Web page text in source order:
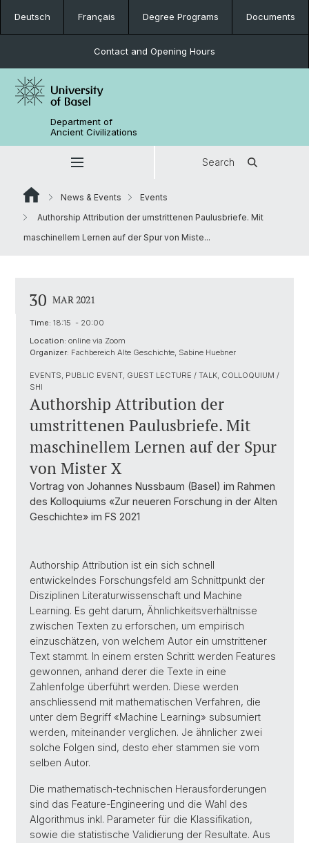
Deutsch Français Degree Programs Documents
Contact and Opening Hours
Department of
Ancient Civilizations
Search
News & Events
Events
Authorship Attribution der umstrittenen Paulusbriefe. Mit
maschinellem Lernen auf der Spur von Miste...
30 MAR 2021
Time: 18:15 - 20:00
Location: online via Zoom
Organizer: Fachbereich Alte Geschichte, Sabine Huebner
EVENTS, PUBLIC EVENT, GUEST LECTURE / TALK, COLLOQUIUM /
SHI
Authorship Attribution der
umstrittenen Paulusbriefe. Mit
maschinellem Lernen auf der Spur
von Mister X
Vortrag von Johannes Nussbaum (Basel) im Rahmen
des Kolloquiums «Zur neueren Forschung in der Alten
Geschichte» im FS 2021
Authorship Attribution ist ein sich schnell
entwickelndes Forschungsfeld am Schnittpunkt der
Disziplinen Literaturwissenschaft und Machine
Learning. Es geht darum, Ähnlichkeitsverhältnisse
zwischen Texten zu erforschen, um empirisch
einzuschätzen, von welchem Autor ein umstrittener
Text stammt. In einem ersten Schritt werden Features
gewonnen, anhand derer die Texte in eine
Zahlenfolge überführt werden. Diese werden
anschliessend mit mathematischen Verfahren, die
unter dem Begriff «Machine Learning» subsumiert
werden, miteinander verglichen. Je ähnlicher zwei
solche Folgen sind, desto eher stammen sie vom
selben Autor.
Die mathematisch-technischen Herausforderungen
sind das Feature-Engineering und die Wahl des
Algorithmus inkl. Parameter für die Klassifikation,
sowie die statistische Validierung der Resultate. Aus